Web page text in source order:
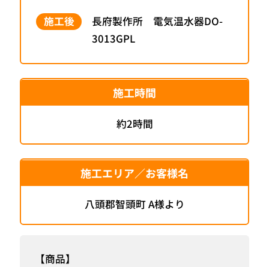
施工後
長府製作所 電気温水器DO-
3013GPL
施工時間
約2時間
施工エリア／お客様名
八頭郡智頭町 A様より
【商品】